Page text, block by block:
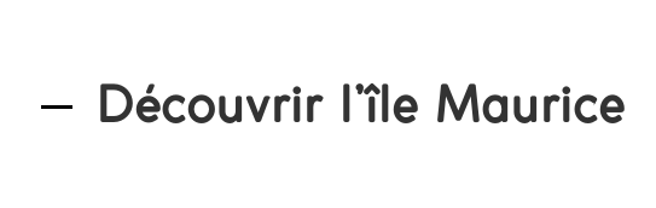
Découvrir l’île Maurice